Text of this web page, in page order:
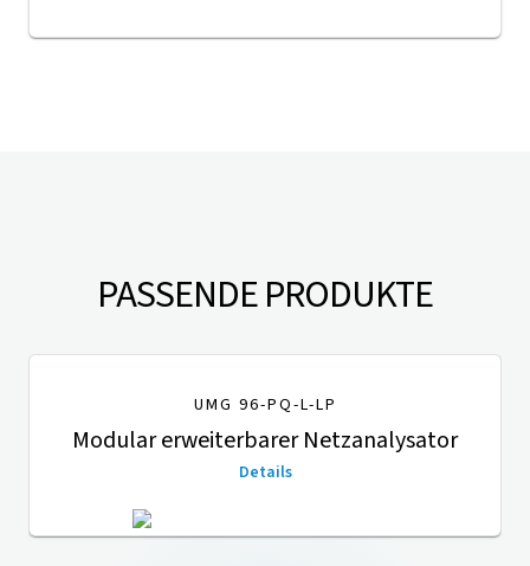
PASSENDE PRODUKTE
UMG 96-PQ-L-LP
Modular erweiterbarer Netzanalysator
Details